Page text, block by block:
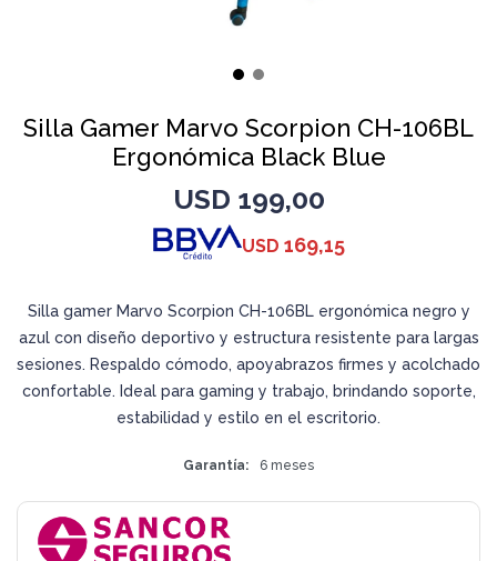
Silla Gamer Marvo Scorpion CH-106BL
Ergonómica Black Blue
USD 199,00
USD 169,15
Silla gamer Marvo Scorpion CH-106BL ergonómica negro y
azul con diseño deportivo y estructura resistente para largas
sesiones. Respaldo cómodo, apoyabrazos firmes y acolchado
confortable. Ideal para gaming y trabajo, brindando soporte,
estabilidad y estilo en el escritorio.
Garantía 6 meses